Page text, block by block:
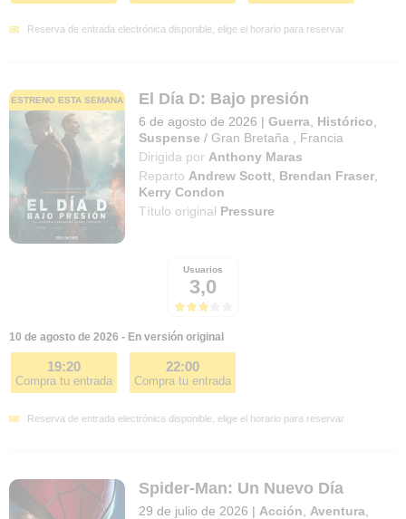
Reserva de entrada electrónica disponible, elige el horario para reservar
ESTRENO ESTA SEMANA El Día D: Bajo presión
6 de agosto de 2026 | Guerra Histórico
Suspense / Gran Bretaña
Francia
Dirigida por Anthony Maras
Reparto Andrew Scott Brendan Fraser
Kerry Condon
Título original Pressure
Usuarios
3,0
10 de agosto de 2026 - En versión original
19:20
Compra tu entrada
22:00
Compra tu entrada
Reserva de entrada electrónica disponible, elige el horario para reservar
Spider-Man: Un Nuevo Día
29 de julio de 2026 | Acción Aventura